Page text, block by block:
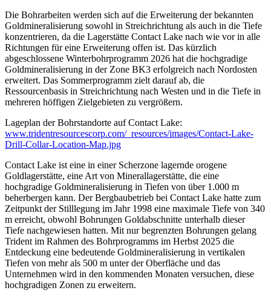
Die Bohrarbeiten werden sich auf die Erweiterung der bekannten
Goldmineralisierung sowohl in Streichrichtung als auch in die Tiefe
konzentrieren, da die Lagerstätte Contact Lake nach wie vor in alle
Richtungen für eine Erweiterung offen ist. Das kürzlich
abgeschlossene Winterbohrprogramm 2026 hat die hochgradige
Goldmineralisierung in der Zone BK3 erfolgreich nach Nordosten
erweitert. Das Sommerprogramm zielt darauf ab, die
Ressourcenbasis in Streichrichtung nach Westen und in die Tiefe in
mehreren höffigen Zielgebieten zu vergrößern.
Lageplan der Bohrstandorte auf Contact Lake:
www.tridentresourcescorp.com/_resources/images/Contact-Lake-
Drill-Collar-Location-Map.jpg
Contact Lake ist eine in einer Scherzone lagernde orogene
Goldlagerstätte, eine Art von Minerallagerstätte, die eine
hochgradige Goldmineralisierung in Tiefen von über 1.000 m
beherbergen kann. Der Bergbaubetrieb bei Contact Lake hatte zum
Zeitpunkt der Stilllegung im Jahr 1998 eine maximale Tiefe von 340
m erreicht, obwohl Bohrungen Goldabschnitte unterhalb dieser
Tiefe nachgewiesen hatten. Mit nur begrenzten Bohrungen gelang
Trident im Rahmen des Bohrprogramms im Herbst 2025 die
Entdeckung eine bedeutende Goldmineralisierung in vertikalen
Tiefen von mehr als 500 m unter der Oberfläche und das
Unternehmen wird in den kommenden Monaten versuchen, diese
hochgradigen Zonen zu erweitern.